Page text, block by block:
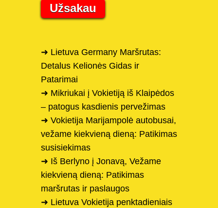
Užsakau
➜ Lietuva Germany Maršrutas:
Detalus Kelionės Gidas ir
Patarimai
➜ Mikriukai į Vokietiją iš Klaipėdos
– patogus kasdienis pervežimas
➜ Vokietija Marijampolė autobusai,
vežame kiekvieną dieną: Patikimas
susisiekimas
➜ Iš Berlyno į Jonavą, Vežame
kiekvieną dieną: Patikimas
maršrutas ir paslaugos
➜ Lietuva Vokietija penktadieniais